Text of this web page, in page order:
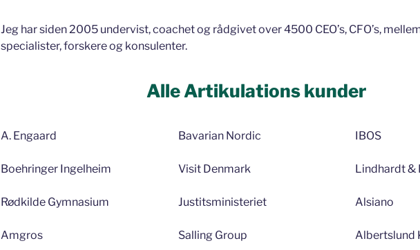
Jeg har siden 2005 undervist, coachet og rådgivet over 4500 CEO’s, CFO’s,
specialister, forskere og konsulenter.
Alle Artikulations kunder
A. Engaard
Boehringer Ingelheim
Rødkilde Gymnasium
Amgros
Bavarian Nordic
Visit Denmark
Justitsministeriet
Salling Group
IBOS
Lindhardt &
Alsiano
Albertslund